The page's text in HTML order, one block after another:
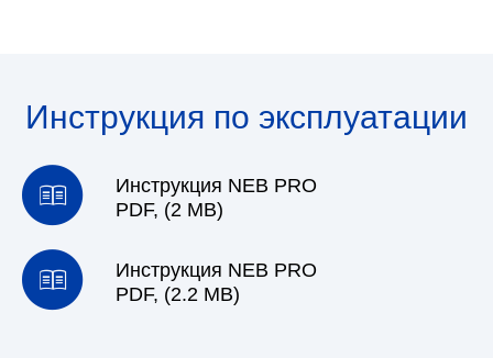
Инструкция по эксплуатации
Инструкция NEB PRO
PDF, (2 MB)
Инструкция NEB PRO
PDF, (2.2 MB)